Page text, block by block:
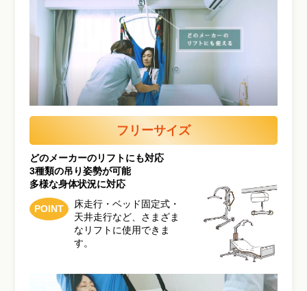
フリーサイズ
どのメーカーのリフトにも対応
3種類の吊り姿勢が可能
多様な身体状況に対応
POINT
床走行・ベッド固定式・
天井走行など、さまざま
なリフトに使用できま
す。